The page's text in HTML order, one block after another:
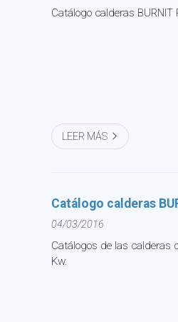
Catálogo calderas BURNIT
LEER MÁS
Catálogo calderas
04/03/2016
Catálogos de las calderas
Kw.